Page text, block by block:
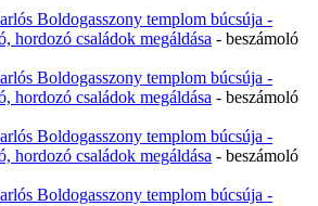
Boldogasszony templom búcsúja -
hordozó családok megáldása - beszámoló
Boldogasszony templom búcsúja -
hordozó családok megáldása - beszámoló
Boldogasszony templom búcsúja -
hordozó családok megáldása - beszámoló
Boldogasszony templom búcsúja -